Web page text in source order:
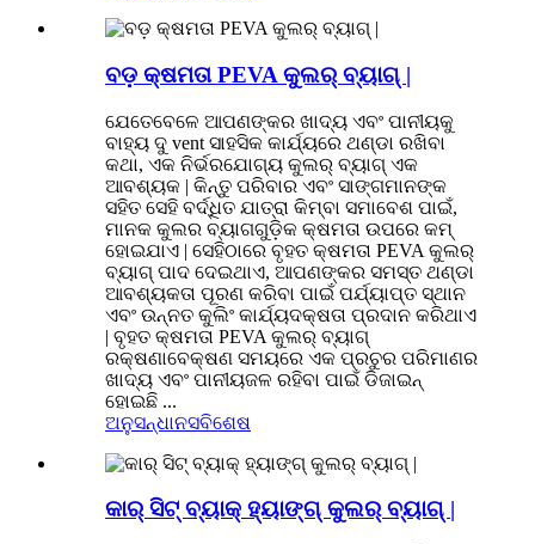
ବଡ଼ କ୍ଷମତା PEVA କୁଲର୍ ବ୍ୟାଗ୍ |
ଯେତେବେଳେ ଆପଣଙ୍କର ଖାଦ୍ୟ ଏବଂ ପାନୀୟକୁ
ବାହ୍ୟ ଦୁ vent ସାହସିକ କାର୍ଯ୍ୟରେ ଥଣ୍ଡା ରଖିବା
କଥା, ଏକ ନିର୍ଭରଯୋଗ୍ୟ କୁଲର୍ ବ୍ୟାଗ୍ ଏକ
ଆବଶ୍ୟକ | କିନ୍ତୁ ପରିବାର ଏବଂ ସାଙ୍ଗମାନଙ୍କ
ସହିତ ସେହି ବର୍ଦ୍ଧିତ ଯାତ୍ରା କିମ୍ବା ସମାବେଶ ପାଇଁ,
ମାନକ କୁଲର ବ୍ୟାଗଗୁଡ଼ିକ କ୍ଷମତା ଉପରେ କମ୍
ହୋଇଯାଏ | ସେହିଠାରେ ବୃହତ କ୍ଷମତା PEVA କୁଲର୍
ବ୍ୟାଗ୍ ପାଦ ଦେଇଥାଏ, ଆପଣଙ୍କର ସମସ୍ତ ଥଣ୍ଡା
ଆବଶ୍ୟକତା ପୂରଣ କରିବା ପାଇଁ ପର୍ଯ୍ୟାପ୍ତ ସ୍ଥାନ
ଏବଂ ଉନ୍ନତ କୁଲିଂ କାର୍ଯ୍ୟଦକ୍ଷତା ପ୍ରଦାନ କରିଥାଏ
| ବୃହତ କ୍ଷମତା PEVA କୁଲର୍ ବ୍ୟାଗ୍
ରକ୍ଷଣାବେକ୍ଷଣ ସମୟରେ ଏକ ପ୍ରଚୁର ପରିମାଣର
ଖାଦ୍ୟ ଏବଂ ପାନୀୟଜଳ ରହିବା ପାଇଁ ଡିଜାଇନ୍
ହୋଇଛି ...
ଅନୁସନ୍ଧାନସବିଶେଷ
କାର୍ ସିଟ୍ ବ୍ୟାକ୍ ହ୍ୟାଙ୍ଗ୍ କୁଲର୍ ବ୍ୟାଗ୍ |